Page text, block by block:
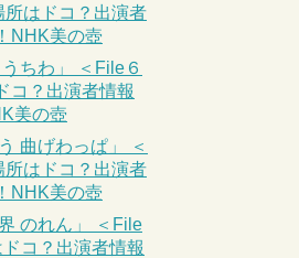
はドコ？出演者
NHK美の壺
ちわ」 ＜File６
コ？出演者情報
美の壺
曲げわっぱ」 ＜
はドコ？出演者
NHK美の壺
のれん」 ＜File
コ？出演者情報